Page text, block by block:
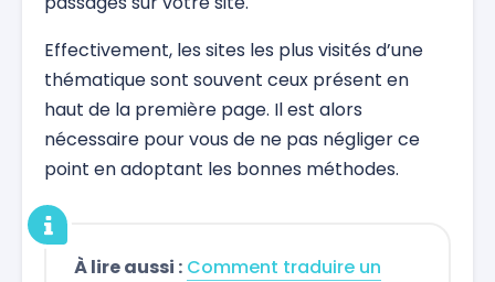
Effectivement, les sites les plus visités d’une
thématique sont souvent ceux présent en
haut de la première page. Il est alors
nécessaire pour vous de ne pas négliger ce
point en adoptant les bonnes méthodes.
À lire aussi : Comment traduire un